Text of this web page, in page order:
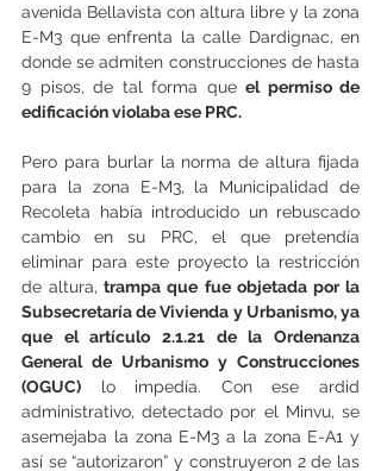
avenida Bellavista con altura libre y la zona
E-M3 que enfrenta la calle Dardignac, en
donde se admiten construcciones de hasta
9 pisos, de tal forma que el permiso de
edificación violaba ese PRC.
Pero para burlar la norma de altura fijada
para la zona E-M3, la Municipalidad de
Recoleta había introducido un rebuscado
cambio en su PRC, el que pretendía
eliminar para este proyecto la restricción
de altura, trampa que fue objetada por la
Subsecretaría de Vivienda y Urbanismo, ya
que el artículo 2.1.21 de la Ordenanza
General de Urbanismo y Construcciones
(OGUC) lo impedía. Con ese ardid
administrativo, detectado por el Minvu, se
asemejaba la zona E-M3 a la zona E-A1 y
así se “autorizaron” y construyeron 2 de las